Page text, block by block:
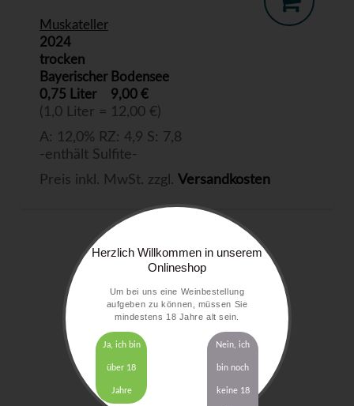
Muskateller
2024
trocken
Bayerischer Bodensee
0,75 Liter
9,00 €
(1,0 Liter = 12,00 €)
A: 12,0% RZ: 4,9 S: 7,8
-enthält Sulfite-
Preis inkl. MwSt. zzgl. Versandkosten
Herzlich Willkommen in unserem
Onlineshop
Um bei uns eine Weinbestellung
aufgeben zu können, müssen Sie
mindestens 18 Jahre alt sein.
Ja, ich bin
über 18
Jahre
Nein, ich
bin noch
keine 18